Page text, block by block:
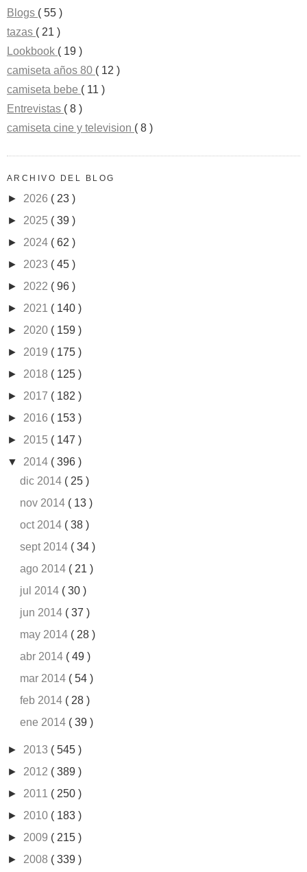
Blogs ( 55 )
tazas ( 21 )
Lookbook ( 19 )
camiseta años 80 ( 12 )
camiseta bebe ( 11 )
Entrevistas ( 8 )
camiseta cine y television ( 8 )
ARCHIVO DEL BLOG
► 2026 ( 23 )
► 2025 ( 39 )
► 2024 ( 62 )
► 2023 ( 45 )
► 2022 ( 96 )
► 2021 ( 140 )
► 2020 ( 159 )
► 2019 ( 175 )
► 2018 ( 125 )
► 2017 ( 182 )
► 2016 ( 153 )
► 2015 ( 147 )
▼ 2014 ( 396 )
dic 2014 ( 25 )
nov 2014 ( 13 )
oct 2014 ( 38 )
sept 2014 ( 34 )
ago 2014 ( 21 )
jul 2014 ( 30 )
jun 2014 ( 37 )
may 2014 ( 28 )
abr 2014 ( 49 )
mar 2014 ( 54 )
feb 2014 ( 28 )
ene 2014 ( 39 )
► 2013 ( 545 )
► 2012 ( 389 )
► 2011 ( 250 )
► 2010 ( 183 )
► 2009 ( 215 )
► 2008 ( 339 )